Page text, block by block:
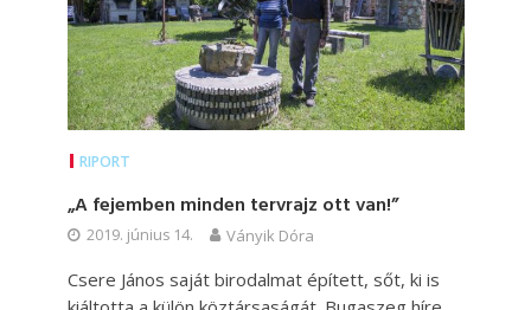
RIPORT
„A fejemben minden tervrajz ott van!”
2019. június 14. Ványik Dóra
Csere János saját birodalmat épített, sőt, ki is